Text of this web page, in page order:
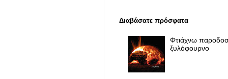
Διαβάσατε πρόσφατα
Φτιάχνω
ξυλόφουρνο